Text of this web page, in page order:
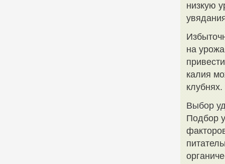
низкую
на
калия
клубнях.
Выбор
Подбор